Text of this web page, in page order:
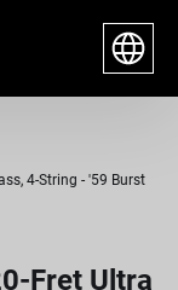
4-String - '59 Burst
Fret Ultra